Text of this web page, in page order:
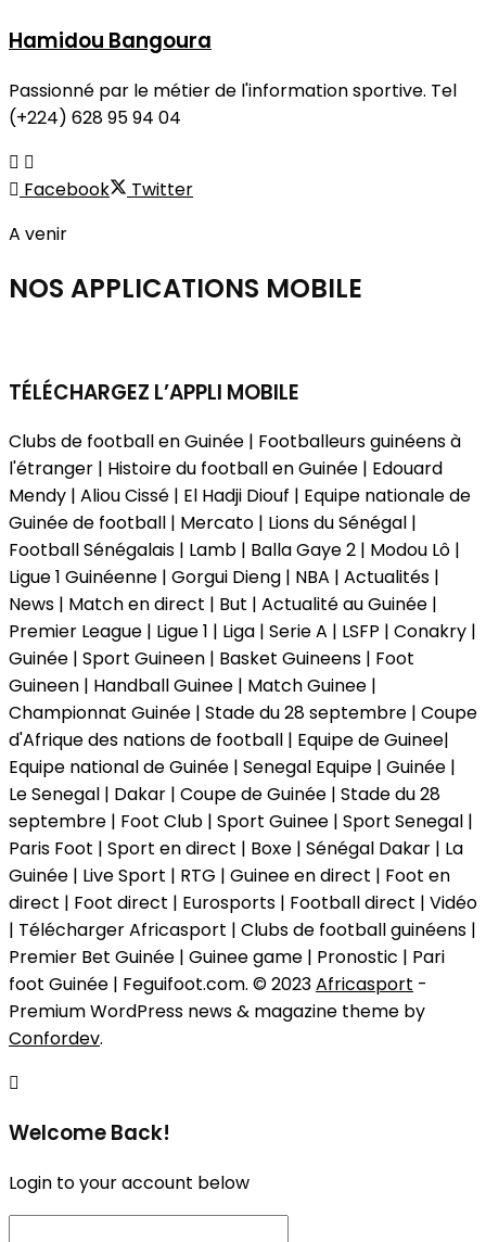
Hamidou Bangoura
Passionné par le métier de l'information sportive. Tel
(+224) 628 95 94 04
Facebook
Twitter
A venir
NOS APPLICATIONS MOBILE
TÉLÉCHARGEZ L’APPLI MOBILE
Clubs de football en Guinée | Footballeurs guinéens à
l'étranger | Histoire du football en Guinée | Edouard
Mendy | Aliou Cissé | El Hadji Diouf | Equipe nationale de
Guinée de football | Mercato | Lions du Sénégal |
Football Sénégalais | Lamb | Balla Gaye 2 | Modou Lô |
Ligue 1 Guinéenne | Gorgui Dieng | NBA | Actualités |
News | Match en direct | But | Actualité au Guinée |
Premier League | Ligue 1 | Liga | Serie A | LSFP | Conakry |
Guinée | Sport Guineen | Basket Guineens | Foot
Guineen | Handball Guinee | Match Guinee |
Championnat Guinée | Stade du 28 septembre | Coupe
d'Afrique des nations de football | Equipe de Guinee|
Equipe national de Guinée | Senegal Equipe | Guinée |
Le Senegal | Dakar | Coupe de Guinée | Stade du 28
septembre | Foot Club | Sport Guinee | Sport Senegal |
Paris Foot | Sport en direct | Boxe | Sénégal Dakar | La
Guinée | Live Sport | RTG | Guinee en direct | Foot en
direct | Foot direct | Eurosports | Football direct | Vidéo
| Télécharger Africasport | Clubs de football guinéens |
Premier Bet Guinée | Guinee game | Pronostic | Pari
foot Guinée | Feguifoot.com. © 2023Africasport -
Premium WordPress news & magazine theme by
Confordev.
Welcome Back!
Login to your account below